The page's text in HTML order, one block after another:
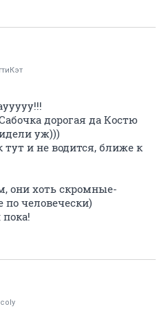
дорогая да Костю
уж)))
и не водится, ближе к
они хоть скромные-
человечески)